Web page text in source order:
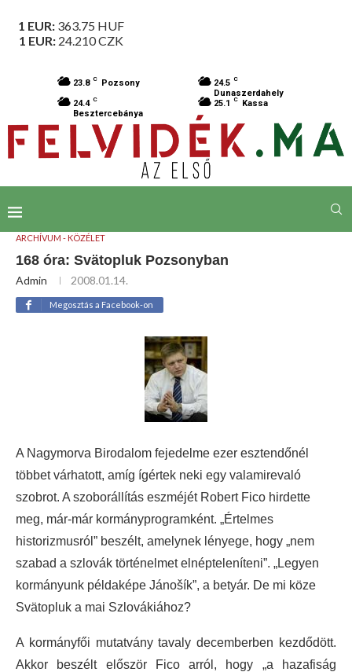
1 EUR: 363.75 HUF
1 EUR: 24.210CZK
23.8 C Pozsony 24.5 C
Dunaszerdahely
24.4 C
Besztercebánya
25.1 C Kassa
ARCHÍVUM - KÖZÉLET
168 óra: Svätopluk Pozsonyban
Admin 2008.01.14.
Megosztás a Facebook-on
A Nagymorva Birodalom fejedelme ezer esztendőnél
többet várhatott, amíg ígértek neki egy valamirevaló
szobrot. A szoborállítás eszméjét Robert Fico hirdette
meg, már-már kormányprogramként. „Értelmes
historizmusról” beszélt, amelynek lényege, hogy „nem
szabad a szlovák történelmet elnépteleníteni”. „Legyen
kormányunk példaképe Jánošík”, a betyár. De mi köze
Svätopluk a mai Szlovákiához?
A kormányfői mutatvány tavaly decemberben kezdődött.
Akkor beszélt először Fico arról, hogy „a hazafiság